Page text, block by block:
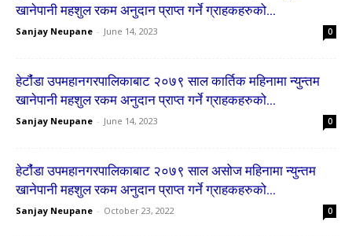
खानेपानी महशुल रकम अनुदान प्राप्त गर्ने ग्राहकहरुको...
Sanjay Neupane - June 14, 2023 0
हेटाै‌ंंडा उपमहानगरपालिकाबाट २०७९ साल कार्तिक महिनामा न्युन्तम
खानेपानी महशुल रकम अनुदान प्राप्त गर्ने ग्राहकहरुको...
Sanjay Neupane - June 14, 2023 0
हेटाै‌ंंडा उपमहानगरपालिकाबाट २०७९ साल असोज महिनामा न्युन्तम
खानेपानी महशुल रकम अनुदान प्राप्त गर्ने ग्राहकहरुको...
Sanjay Neupane - October 23, 2022 0